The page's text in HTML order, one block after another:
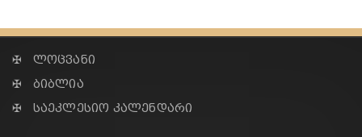
✠ ლოცვანი
✠ ბიბლია
✠ საეკლესიო კალენდარი